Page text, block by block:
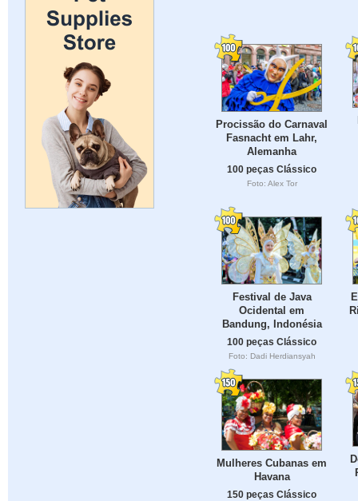
Procissão do Carnaval
Fasnacht em Lahr,
Alemanha
100 peças Clássico
Foto: Alex Tor
Festival de Java
Ocidental em
Bandung, Indonésia
100 peças Clássico
Foto: Dadi Herdiansyah
Mulheres Cubanas em
Havana
150 peças Clássico